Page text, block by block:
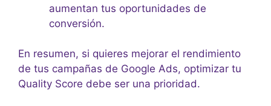
aumentan tus oportunidades de
conversión.
En resumen, si quieres mejorar el rendimiento
de tus campañas de Google Ads, optimizar tu
Quality Score debe ser una prioridad.